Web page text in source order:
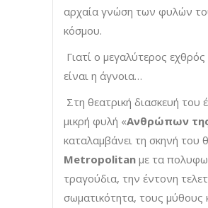
αρχαία γνώση των φυλών
κόσμου.
Γιατί ο μεγαλύτερος
είναι η άγνοια…
Στη θεατρική διασκευή του
μικρή φυλή «Ανθρώπων
καταλαμβάνει τη σκηνή του
Metropolitan με τα
τραγούδια, την έντονη
σωματικότητα, τους μύθους